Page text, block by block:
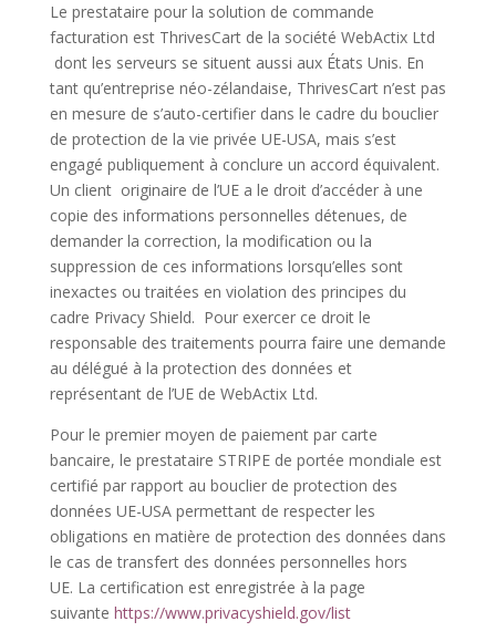
Le prestataire pour la solution de commande
facturation est ThrivesCart de la société WebActix Ltd
dont les serveurs se situent aussi aux États Unis. En
tant qu’entreprise néo-zélandaise, ThrivesCart n’est pas
en mesure de s’auto-certifier dans le cadre du bouclier
de protection de la vie privée UE-USA, mais s’est
engagé publiquement à conclure un accord équivalent.
Un client originaire de l’UE a le droit d’accéder à une
copie des informations personnelles détenues, de
demander la correction, la modification ou la
suppression de ces informations lorsqu’elles sont
inexactes ou traitées en violation des principes du
cadre Privacy Shield. Pour exercer ce droit le
responsable des traitements pourra faire une demande
au délégué à la protection des données et
représentant de l’UE de WebActix Ltd.
Pour le premier moyen de paiement par carte
bancaire, le prestataire STRIPE de portée mondiale est
certifié par rapport au bouclier de protection des
données UE-USA permettant de respecter les
obligations en matière de protection des données dans
le cas de transfert des données personnelles hors
UE. La certification est enregistrée à la page
suivante https://www.privacyshield.gov/list